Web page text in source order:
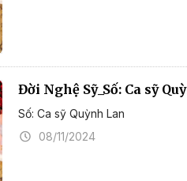
Đời Nghệ Sỹ_Số: Ca sỹ
Số: Ca sỹ Quỳnh Lan
08/11/2024